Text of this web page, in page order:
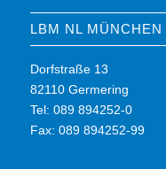
LBM NL MÜNCHEN
Dorfstraße 13
82110 Germering
Tel: 089 894252-0
Fax: 089 894252-99